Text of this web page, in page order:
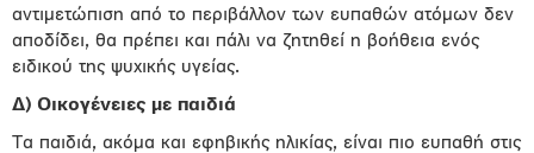
αντιμετώπιση από το περιβάλλον των ευπαθών ατόμων δεν
αποδίδει, θα πρέπει και πάλι να ζητηθεί η βοήθεια ενός
ειδικού της ψυχικής υγείας.
Δ) Οικογένειες με παιδιά
Τα παιδιά, ακόμα και εφηβικής ηλικίας, είναι πιο ευπαθή στις